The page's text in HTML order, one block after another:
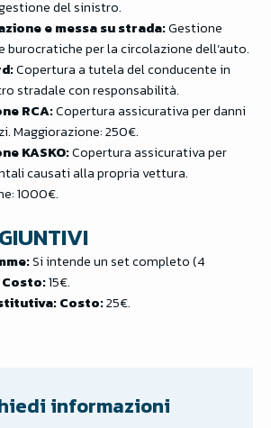
del sinistro.
e messa su strada:Gestione
burocratiche per la circolazione dell’auto.
Copertura a tutela del conducente in
stradale con responsabilità.
RCA:Copertura assicurativa per danni
Maggiorazione: 250€.
KASKO:Copertura assicurativa per
causati alla propria vettura.
1000€.
Si intende un set completo (4
Costo:15€.
Costo:25€.
informazioni